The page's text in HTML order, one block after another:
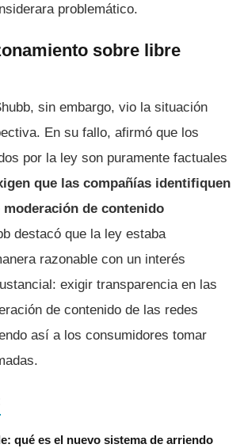
problemático.
sobre libre
sin embargo, vio la situación
En su fallo, afirmó que los
por la ley son puramente factuales
que las compañías identifiquen
de contenido
destacó que la ley estaba
razonable con un interés
exigir transparencia en las
de contenido de las redes
así a los consumidores tomar
qué es el nuevo sistema de arriendo